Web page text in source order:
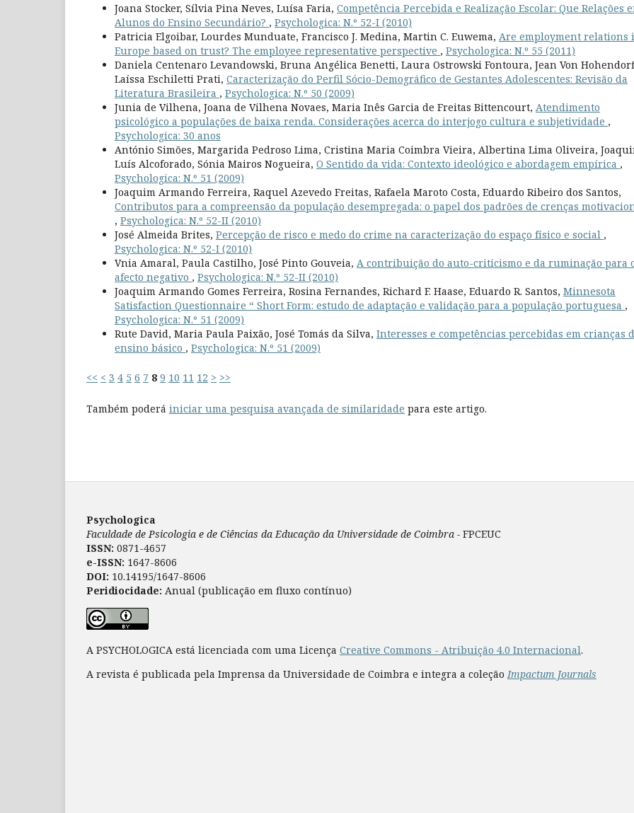
Joana Stocker, Sílvia Pina Neves, Luísa Faria, Competência Percebida e Realização Escolar: Que Relações
Alunos do Ensino Secundário? , Psychologica: N.º 52-I (2010)
Patricia Elgoibar, Lourdes Munduate, Francisco J. Medina, Martin C. Euwema, Are employment relations
Europe based on trust? The employee representative perspective , Psychologica: N.º 55 (2011)
Daniela Centenaro Levandowski, Bruna Angélica Benetti, Laura Ostrowski Fontoura, Jean Von
Laíssa Eschiletti Prati, Caracterização do Perfil Sócio-Demográfico de Gestantes Adolescentes: Revisão da
Literatura Brasileira , Psychologica: N.º 50 (2009)
Junia de Vilhena, Joana de Vilhena Novaes, Maria Inês Garcia de Freitas Bittencourt, Atendimento
psicológico a populações de baixa renda. Considerações acerca do interjogo cultura e subjetividade ,
Psychologica: 30 anos
António Simões, Margarida Pedroso Lima, Cristina Maria Coimbra Vieira, Albertina Lima Oliveira,
Luís Alcoforado, Sónia Mairos Nogueira, O Sentido da vida: Contexto ideológico e abordagem empírica ,
Psychologica: N.º 51 (2009)
Joaquim Armando Ferreira, Raquel Azevedo Freitas, Rafaela Maroto Costa, Eduardo Ribeiro dos Santos,
Contributos para a compreensão da população desempregada: o papel dos padrões de crenças
, Psychologica: N.º 52-II (2010)
José Almeida Brites, Percepção de risco e medo do crime na caracterização do espaço físico e social ,
Psychologica: N.º 52-I (2010)
Vnia Amaral, Paula Castilho, José Pinto Gouveia, A contribuição do auto-criticismo e da ruminação para
afecto negativo , Psychologica: N.º 52-II (2010)
Joaquim Armando Gomes Ferreira, Rosina Fernandes, Richard F. Haase, Eduardo R. Santos, Minnesota
Satisfaction Questionnaire “ Short Form: estudo de adaptação e validação para a população portuguesa ,
Psychologica: N.º 51 (2009)
Rute David, Maria Paula Paixão, José Tomás da Silva, Interesses e competências percebidas em crianças
ensino básico , Psychologica: N.º 51 (2009)
<< < 3 4 5 6 7 8 9 10 11 12 > >>
Também poderá iniciar uma pesquisa avançada de similaridade para este artigo.
Psychologica
Faculdade de Psicologia e de Ciências da Educação da Universidade de Coimbra - FPCEUC
ISSN: 0871-4657
e-ISSN: 1647-8606
DOI: 10.14195/1647-8606
Peridiocidade: Anual (publicação em fluxo contínuo)
A PSYCHOLOGICA está licenciada com uma Licença Creative Commons - Atribuição 4.0 Internacional.
A revista é publicada pela Imprensa da Universidade de Coimbra e integra a coleção Impactum Journals